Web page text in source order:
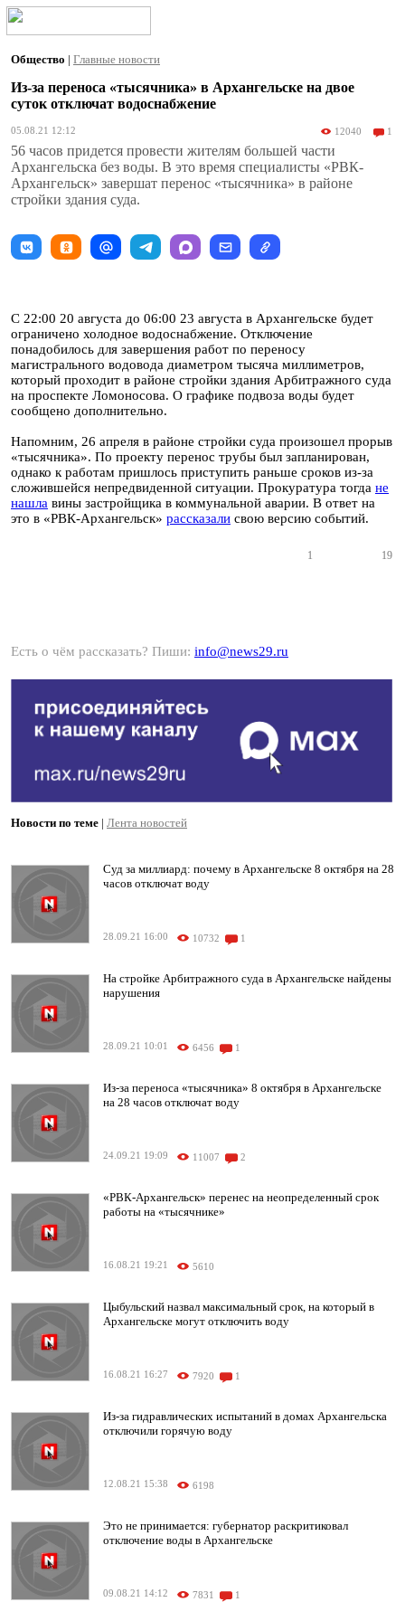
Общество | Главные новости
Из-за переноса «тысячника» в Архангельске на двое
суток отключат водоснабжение
05.08.21 12:12 12040 1
56 часов придется провести жителям большей части
Архангельска без воды. В это время специалисты «РВК-
Архангельск» завершат перенос «тысячника» в районе
стройки здания суда.
С 22:00 20 августа до 06:00 23 августа в Архангельске будет
ограничено холодное водоснабжение. Отключение
понадобилось для завершения работ по переносу
магистрального водовода диаметром тысяча миллиметров,
который проходит в районе стройки здания Арбитражного суда
на проспекте Ломоносова. О графике подвоза воды будет
сообщено дополнительно.
Напомним, 26 апреля в районе стройки суда произошел прорыв
«тысячника». По проекту перенос трубы был запланирован,
однако к работам пришлось приступить раньше сроков из-за
сложившейся непредвиденной ситуации. Прокуратура тогда не
нашла вины застройщика в коммунальной аварии. В ответ на
это в «РВК-Архангельск» рассказали свою версию событий.
1 19
Есть о чём рассказать? Пиши: info@news29.ru
Новости по теме | Лента новостей
Суд за миллиард: почему в Архангельске 8 октября на 28
часов отключат воду
28.09.21 16:00 10732 1
На стройке Арбитражного суда в Архангельске найдены
нарушения
28.09.21 10:01 6456 1
Из-за переноса «тысячника» 8 октября в Архангельске
на 28 часов отключат воду
24.09.21 19:09 11007 2
«РВК-Архангельск» перенес на неопределенный срок
работы на «тысячнике»
16.08.21 19:21 5610
Цыбульский назвал максимальный срок, на который в
Архангельске могут отключить воду
16.08.21 16:27 7920 1
Из-за гидравлических испытаний в домах Архангельска
отключили горячую воду
12.08.21 15:38 6198
Это не принимается: губернатор раскритиковал
отключение воды в Архангельске
09.08.21 14:12 7831 1